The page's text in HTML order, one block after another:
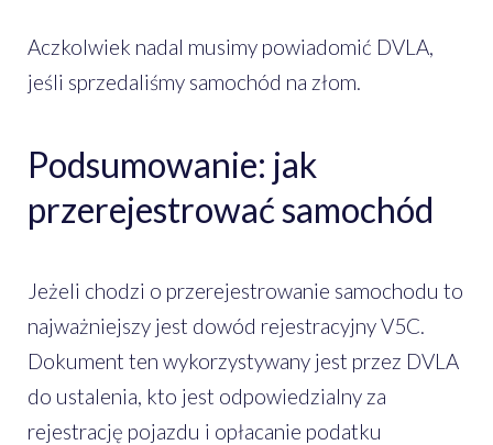
Aczkolwiek nadal musimy powiadomić DVLA,
jeśli sprzedaliśmy samochód na złom.
Podsumowanie: jak
przerejestrować samochód
Jeżeli chodzi o przerejestrowanie samochodu to
najważniejszy jest dowód rejestracyjny V5C.
Dokument ten wykorzystywany jest przez DVLA
do ustalenia, kto jest odpowiedzialny za
rejestrację pojazdu i opłacanie podatku